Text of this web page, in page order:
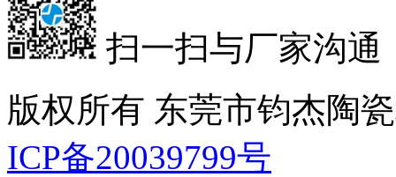
扫一扫与厂家沟通
版权所有 东莞市钧杰
ICP备20039799号